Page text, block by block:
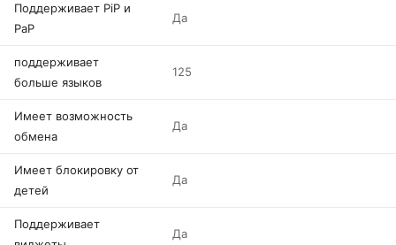
Поддерживает PiP и
PaP
Да
поддерживает
больше языков
125
Имеет возможность
обмена
Да
Имеет блокировку от
детей
Да
Поддерживает
Да